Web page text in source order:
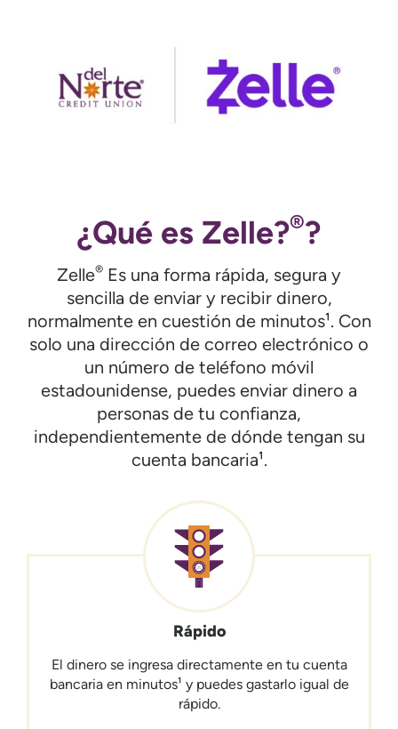
¿Qué es Zelle?®?
Zelle® Es una forma rápida, segura y
sencilla de enviar y recibir dinero,
normalmente en cuestión de minutos¹. Con
solo una dirección de correo electrónico o
un número de teléfono móvil
estadounidense, puedes enviar dinero a
personas de tu confianza,
independientemente de dónde tengan su
cuenta bancaria¹.
Rápido
El dinero se ingresa directamente en tu cuenta
bancaria en minutos¹ y puedes gastarlo igual de
rápido.